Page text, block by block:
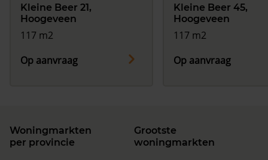
Kleine Beer 21,
Hoogeveen
117 m2
Op aanvraag
Kleine Beer 45,
Hoogeveen
117 m2
Op aanvraag
Woningmarkten
per provincie
Grootste
woningmarkten